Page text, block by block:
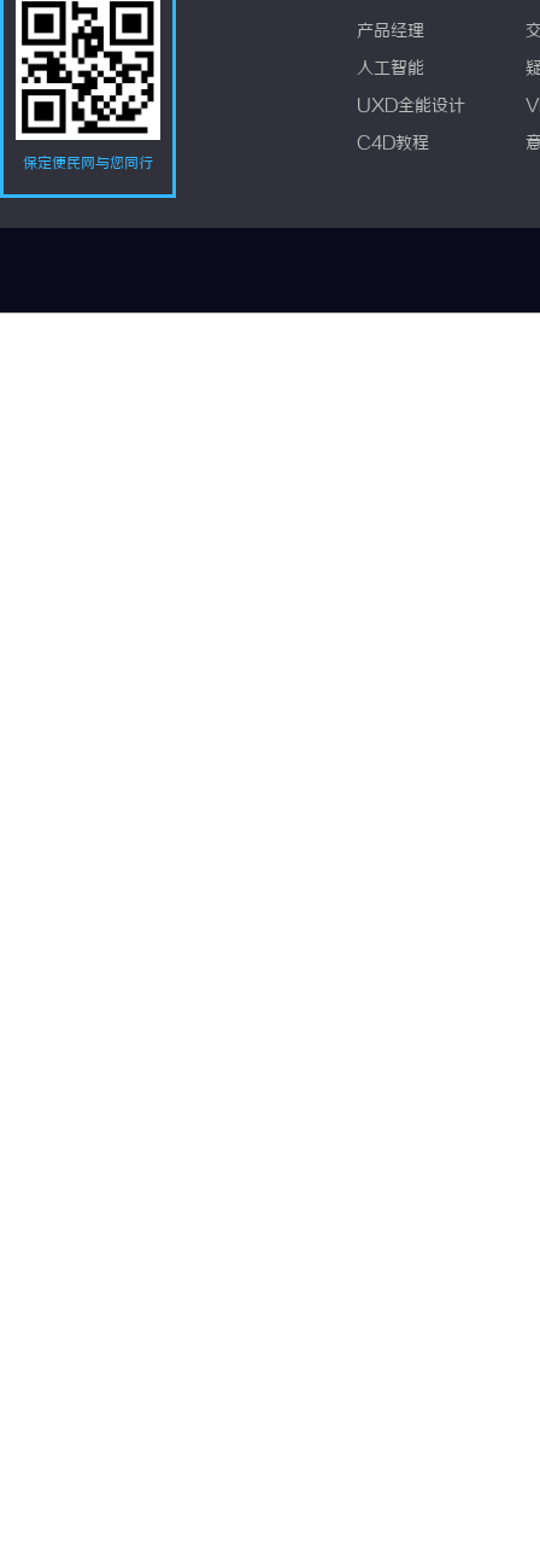
保定便民网与您同行
产品经理
人工智能
UXD全能设计
C4D教程